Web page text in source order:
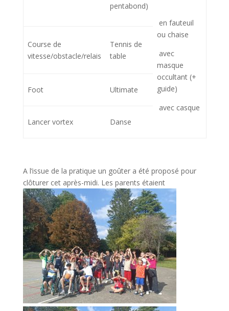
 en fauteuil
ou chaise
 avec
masque
occultant (+
guide)
 avec casque
pentabond)
Course de
vitesse/obstacle/relais
Tennis de
table
Foot Ultimate
Lancer vortex Danse
A l’issue de la pratique un goûter a été proposé pour
clôturer cet après-midi. Les parents étaient